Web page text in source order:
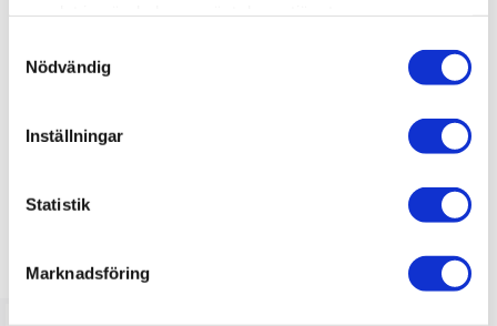
Nödvändig
Inställningar
Statistik
Marknadsföring
Bli den första att lämna ett omdöme.